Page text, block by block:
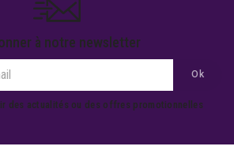
à notre newsletter
des actualités ou des offres promotionnelles